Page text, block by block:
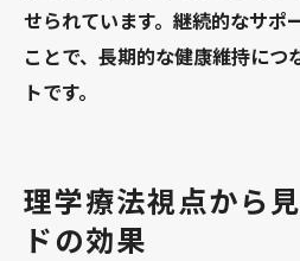
せられています。継続的なサポ
ことで、長期的な健康維持につ
トです。
理学療法視点から
ドの効果